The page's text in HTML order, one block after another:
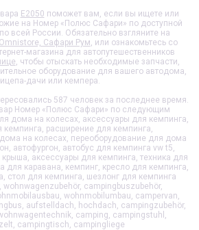
E2050 поможет вам, если вы ищете или
на Номер «Полюс Сафари» по доступной
всей России. Обязательно взгляните на
Сафари Рум , или ознакомьтесь со
магазина для автопутешественников
, чтобы отыскать необходимые запчасти,
оборудование для вашего автодома,
дачи или кемпера.
587 человек за последнее время.
Номер «Полюс Сафари» по следующим
дома на колесах, аксессуары для кемпинга,
кемпинга, расширение для кемпинга,
на колесах, переоборудование для дома
автофургон, автобус для кемпинга vw t5,
аксессуары для кемпинга, техника для
для каравана, кемпинг, кресло для кемпинга,
стол для кемпинга, шезлонг для кемпинга
wohnwagenzubehör, campingbuszubehör,
wohnmobilumbau, campervan,
aufstelldach, hochdach, campingzubehör,
camping, campingstuhl,
campingtisch, campingliege